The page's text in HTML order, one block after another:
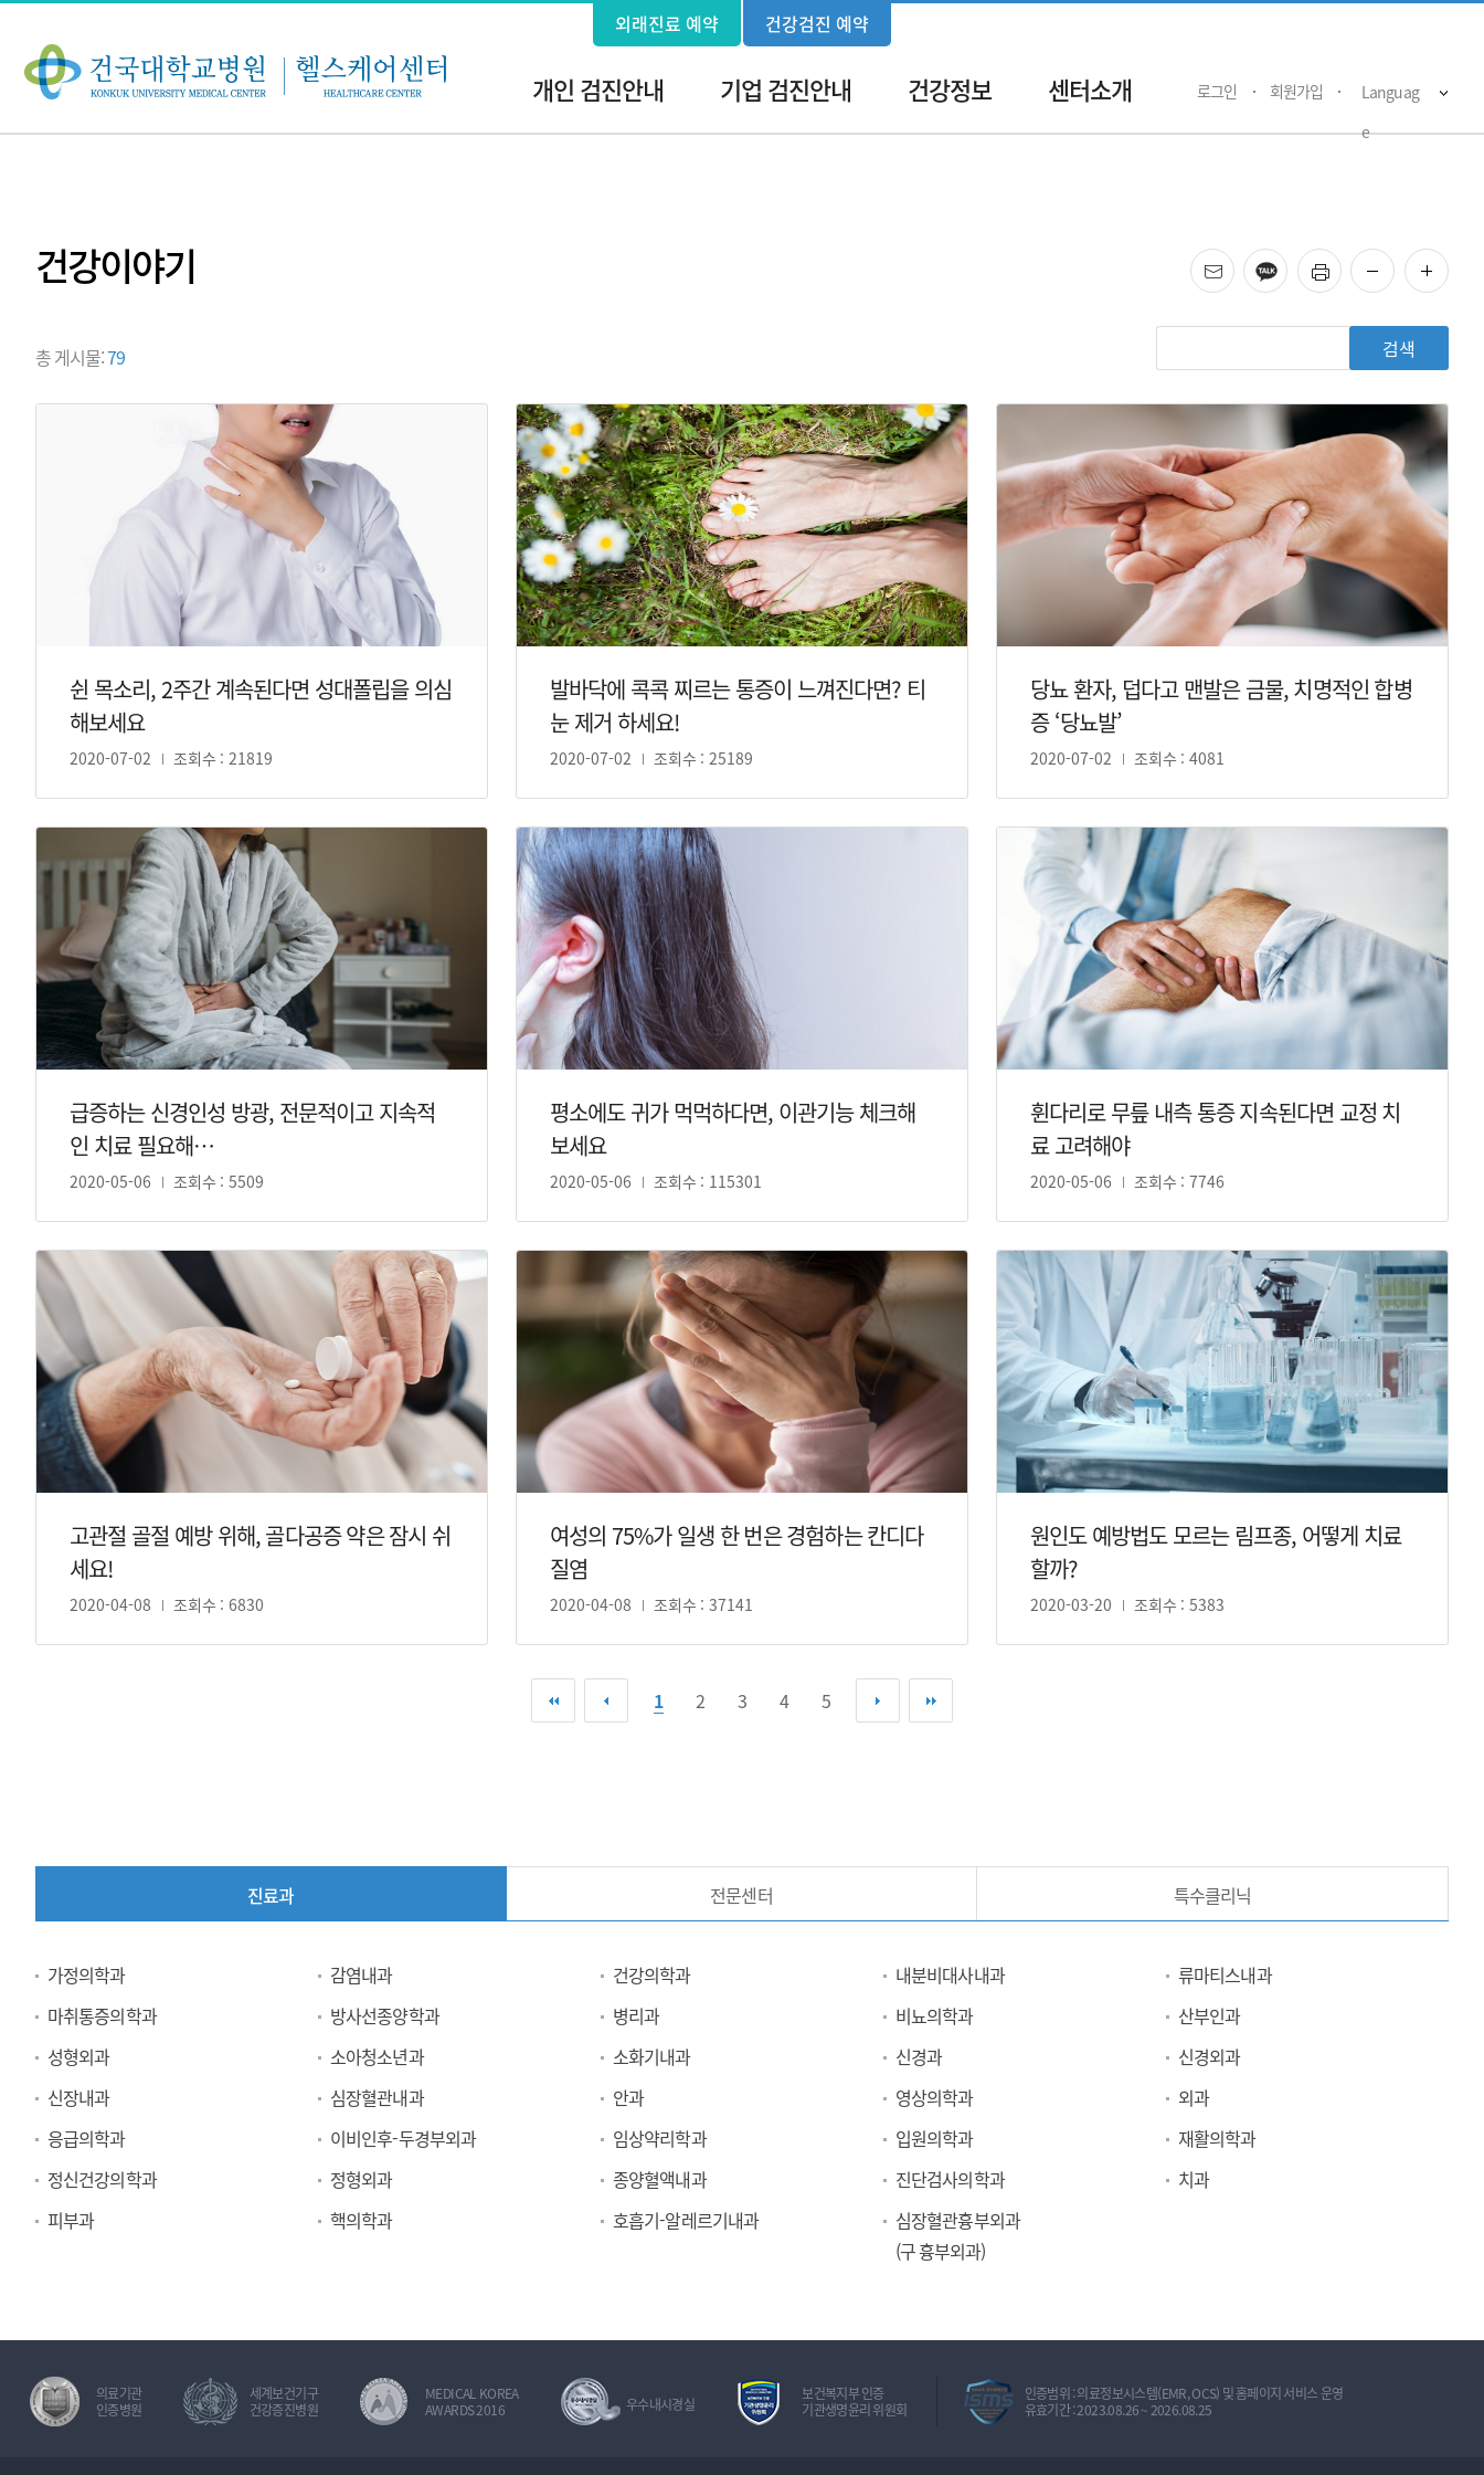
외래진료 예약 건강검진 예약
로그인 회원가입
Languag
e
주
메
개인 검진안내 기업 검진안내 건강정보 센터소개
메일
카카오 프린트 화면 축소화면
건강이야기
총 게시물:79
시
검
색
검색
쉰 목소리, 2주간 계속된다면 성대폴립을 의심
해보세요
2020-07-02 조회수 : 21819
발바닥에 콕콕 찌르는 통증이 느껴진다면? 티
눈 제거 하세요!
2020-07-02 조회수 : 25189
당뇨 환자, 덥다고 맨발은 금물, 치명적인 합병
증 ‘당뇨발’
2020-07-02 조회수 : 4081
급증하는 신경인성 방광, 전문적이고 지속적
인 치료 필요해…
2020-05-06 조회수 : 5509
평소에도 귀가 먹먹하다면, 이관기능 체크해
보세요
2020-05-06 조회수 : 115301
휜다리로 무릎 내측 통증 지속된다면 교정 치
료 고려해야
2020-05-06 조회수 : 7746
고관절 골절 예방 위해, 골다공증 약은 잠시 쉬
세요!
2020-04-08 조회수 : 6830
여성의 75%가 일생 한 번은 경험하는 칸디다
질염
2020-04-08 조회수 : 37141
원인도 예방법도 모르는 림프종, 어떻게 치료
할까?
2020-03-20 조회수 : 5383
첫 페이지 이전 페이지
1 2 3 4 5 다음 페이지
진료과 전문센터 특수클리닉
진
과
가정의학과 감염내과 건강의학과 내분비대사내과
류마티스내과
마취통증의학과
방사선종양학과 병리과 비뇨의학과
산부인과
성형외과
소아청소년과 소화기내과 신경과
신경외과
신장내과
심장혈관내과 안과 영상의학과
외과
응급의학과
이비인후-두경부외과 임상약리학과 입원의학과
재활의학과
정신건강의학과
정형외과 종양혈액내과 진단검사의학과
치과
피부과
핵의학과 호흡기-알레르기내과
심장혈관흉부외과
(구 흉부외과)
의료기관
인증병원
세계보건기구
건강증진병원
MEDICAL KOREA
AWARDS 2016
우수내시경실
보건복지부 인증
기관생명윤리 위원회
정
보
인증범위 : 의료정보시스템(EMR, OCS) 및 홈페이지 서비스 운영
유효기간 : 2023.08.26 ~ 2026.08.25